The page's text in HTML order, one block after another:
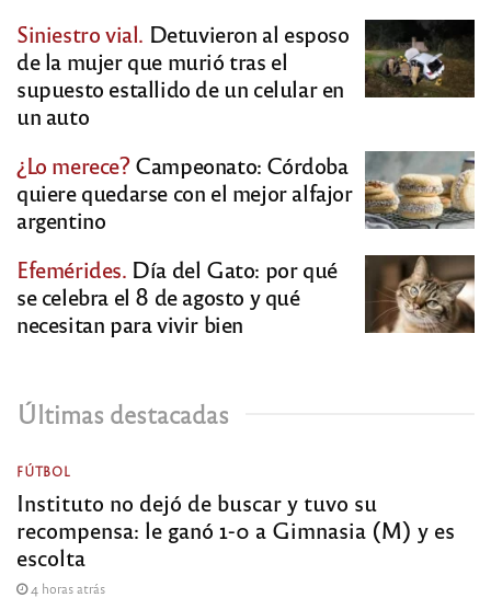
Siniestro vial. Detuvieron al esposo
de la mujer que murió tras el
supuesto estallido de un celular en
un auto
¿Lo merece?Campeonato: Córdoba
quiere quedarse con el mejor alfajor
argentino
Efemérides. Día del Gato: por qué
se celebra el 8 de agosto y qué
necesitan para vivir bien
Últimas destacadas
FÚTBOL
Instituto no dejó de buscar y tuvo su
recompensa: le ganó 1-0 a Gimnasia (M) y es
escolta
4 horas atrás